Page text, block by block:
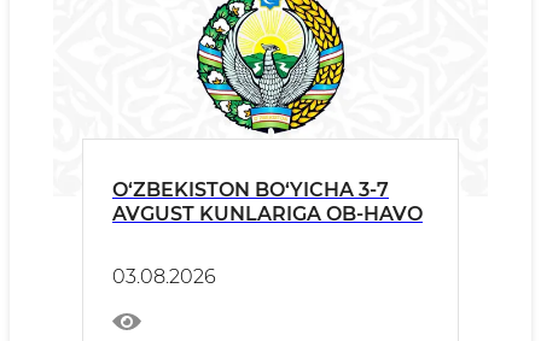
O‘ZBEKISTON BO‘YICHA 3-7
AVGUST KUNLARIGA OB-HAVO
03.08.2026